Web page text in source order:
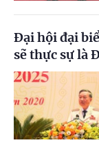
Đại hội đại
sẽ thực sự là